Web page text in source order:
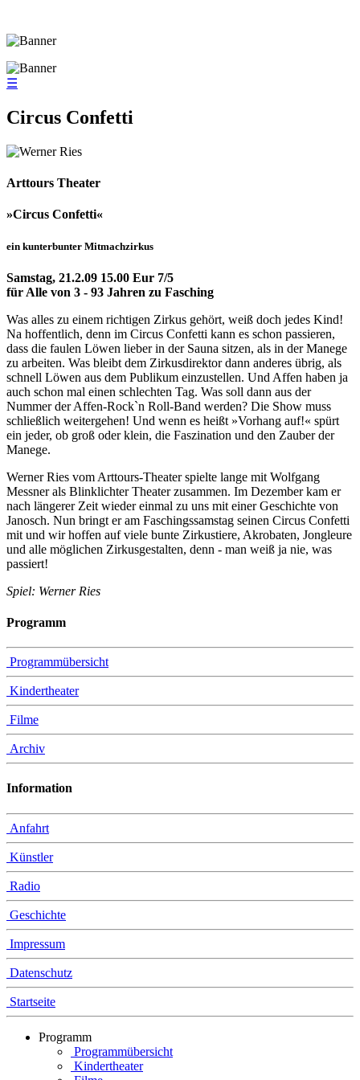
☰
Circus Confetti
Arttours Theater
»Circus Confetti«
ein kunterbunter Mitmachzirkus
Samstag, 21.2.09 15.00 Eur 7/5
für Alle von 3 - 93 Jahren zu Fasching
Was alles zu einem richtigen Zirkus gehört, weiß doch jedes Kind!
Na hoffentlich, denn im Circus Confetti kann es schon passieren,
dass die faulen Löwen lieber in der Sauna sitzen, als in der Manege
zu arbeiten. Was bleibt dem Zirkusdirektor dann anderes übrig, als
schnell Löwen aus dem Publikum einzustellen. Und Affen haben ja
auch schon mal einen schlechten Tag. Was soll dann aus der
Nummer der Affen-Rock`n Roll-Band werden? Die Show muss
schließlich weitergehen! Und wenn es heißt »Vorhang auf!« spürt
ein jeder, ob groß oder klein, die Faszination und den Zauber der
Manege.
Werner Ries vom Arttours-Theater spielte lange mit Wolfgang
Messner als Blinklichter Theater zusammen. Im Dezember kam er
nach längerer Zeit wieder einmal zu uns mit einer Geschichte von
Janosch. Nun bringt er am Faschingssamstag seinen Circus Confetti
mit und wir hoffen auf viele bunte Zirkustiere, Akrobaten, Jongleure
und alle möglichen Zirkusgestalten, denn - man weiß ja nie, was
passiert!
Spiel: Werner Ries
Programm
Programmübersicht
Kindertheater
Filme
Archiv
Information
Anfahrt
Künstler
Radio
Geschichte
Impressum
Datenschutz
Startseite
Programm
Programmübersicht
Kindertheater